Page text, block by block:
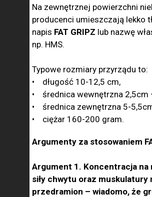
Na zewnętrznej powierzchni
producenci umieszczają lekko
napis FAT GRIPZ lub nazwę
np. HMS.
Typowe rozmiary przyrządu to:
• długość 10-12,5 cm,
• średnica wewnętrzna 2,5cm
• średnica zewnętrzna 5-
• ciężar 160-200 gram.
Argumenty za stosowaniem
Argument 1. Koncentracja na
siły chwytu oraz muskulatury
przedramion – wiadomo, że